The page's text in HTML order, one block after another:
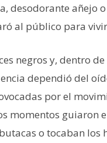
desodorante añejo
al público para
negros y, dentro
dependió del
por el
momentos guiaron
o tocaban los